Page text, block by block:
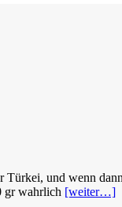
Türkei, und wenn
gr wahrlich [weiter…]